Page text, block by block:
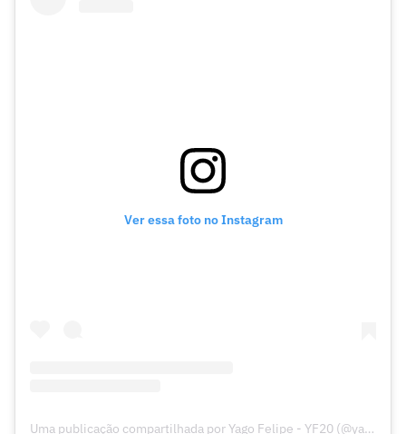
Ver essa foto no Instagram
Uma publicação compartilhada por Yago Felipe - YF20 (@yagofelipe20)